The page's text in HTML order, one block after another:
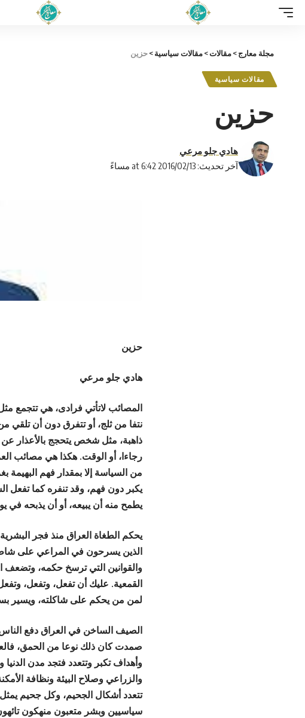
مجلة معارج>مقالات>مقالات سياسية>حزين
مقالات سياسية
حزين
آخر تحديث: 2016/02/13 at 6:42 مساءً
هادي جلو مرعي
حزين
هادي جلو مرعي
المصائب لاتأتي فرادى، هي تتجمع
نتفا من ثلج، أو تتفرق دون أن تلقي
ذاهبة، مثل شخص يتحجج بالأعذار
رجاءا، أو الوقت. هكذا هي مصائب
من السياسة إلا بمقدار فهم
يكبر دون فهم، وقد تنفره كما تفعل
يطمح منه أن يبيعه، أو أن يذبحه في
يحكم الطغاة العراق منذ فجر
الذين يسرحون في المراعي على
والقوانين التي ترسخ حكمه، وتضعف
القمعية. عليك أن تفعل، وتفعل،
لمن من يحكم على شاكلته، ويسير
الصيف الساخن في العراق دفع الناس
صمدت كان ذلك نوعا من الحمق،
وأهداف تكبر وتتعدد فتجد مدن
والزراعي وصلاح البيئة ونظافة
تتعدد أشكال الجحيم، وكل جحيم يمثل
سياسيين وبشر متعبون منهكون